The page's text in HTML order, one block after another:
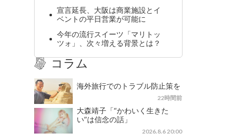
宣言延長、大阪は商業施設とイ
ベントの平日営業が可能に
今年の流行スイーツ「マリトッ
ツォ」、次々増える背景とは？
コラム
海外旅行でのトラブル防止策を
22時間前
大森靖子「“かわいく生きた
い”は信念の話」
2026.8.6 20:00